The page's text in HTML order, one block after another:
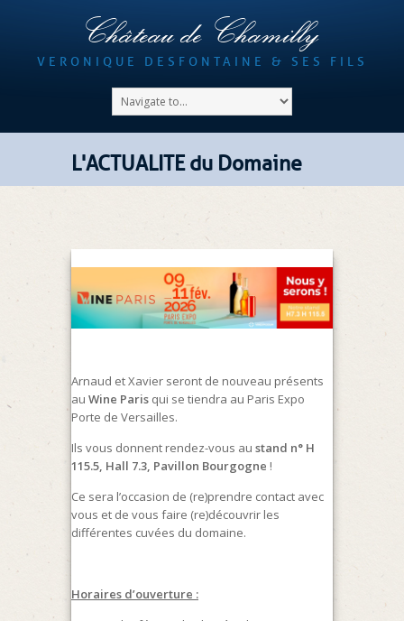
Château de Chamilly
VERONIQUE DESFONTAINE & SES FILS
L'ACTUALITE du Domaine
Arnaud et Xavier seront de nouveau présents
au Wine Paris qui se tiendra au Paris Expo
Porte de Versailles.
Ils vous donnent rendez-vous au stand n° H
115.5, Hall 7.3, Pavillon Bourgogne !
Ce sera l’occasion de (re)prendre contact avec
vous et de vous faire (re)découvrir les
différentes cuvées du domaine.
Horaires d’ouverture :